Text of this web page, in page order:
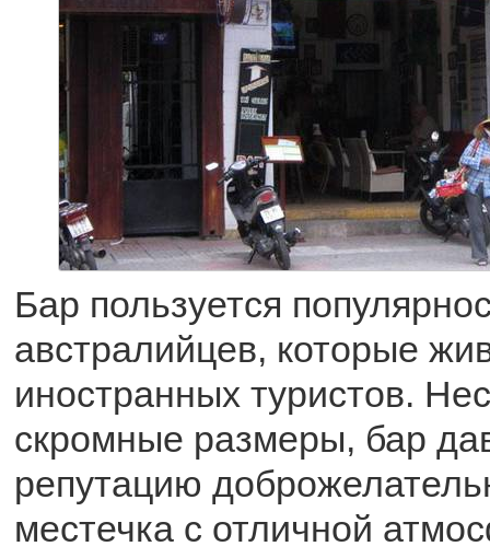
Бар пользуется
австралийцев, которые
иностранных туристов.
скромные размеры, бар
репутацию
местечка с отличной